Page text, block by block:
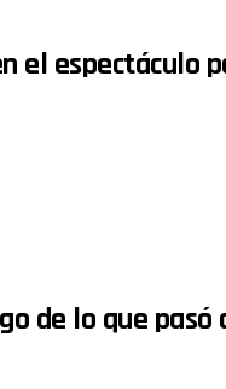
el espectáculo
de lo que pasó